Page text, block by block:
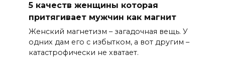
5 качеств женщины которая
притягивает мужчин как магнит
Женский магнетизм – загадочная вещь. У
одних дам его с избытком, а вот другим –
катастрофически не хватает.